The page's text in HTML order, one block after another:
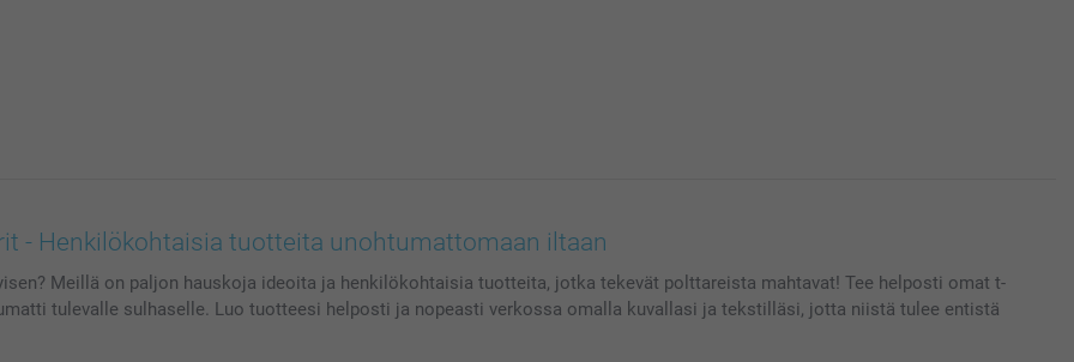
- Henkilökohtaisia tuotteita unohtumattomaan iltaan
Meillä on paljon hauskoja ideoita ja henkilökohtaisia ​​tuotteita, jotka tekevät polttareista mahtavat! Tee helposti omat t-
tulevalle sulhaselle. Luo tuotteesi helposti ja nopeasti verkossa omalla kuvallasi ja tekstilläsi, jotta niistä tulee entistä